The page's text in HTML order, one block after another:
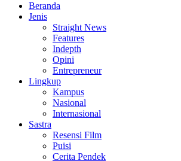
Beranda
Jenis
Straight News
Features
Indepth
Opini
Entrepreneur
Lingkup
Kampus
Nasional
Internasional
Sastra
Resensi Film
Puisi
Cerita Pendek